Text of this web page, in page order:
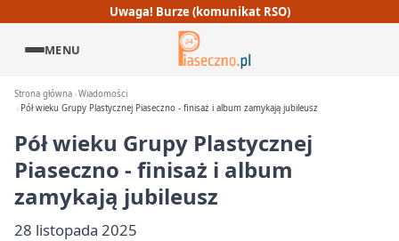
Uwaga! Burze (komunikat RSO)
MENU
Strona główna Wiadomości
Pół wieku Grupy Plastycznej Piaseczno - finisaż i album zamykają jubileusz
Pół wieku Grupy Plastycznej
Piaseczno - finisaż i album
zamykają jubileusz
28 listopada 2025